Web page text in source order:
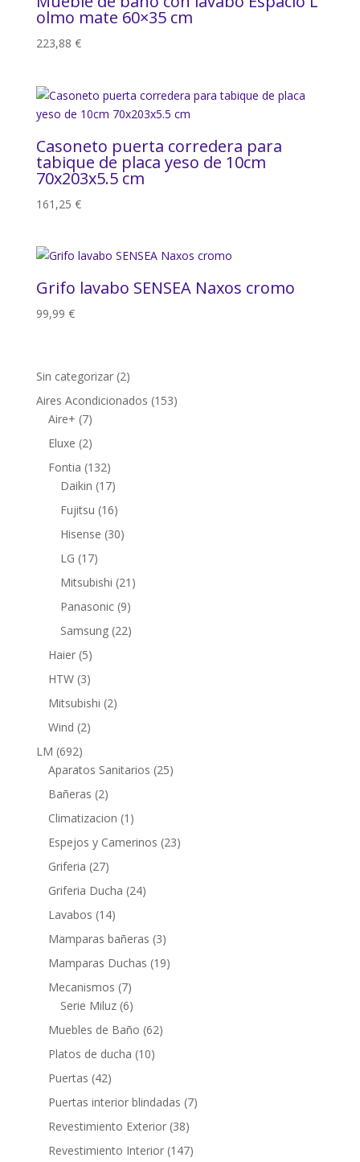
olmo mate 60×35 cm
223,88 €
Casoneto puerta corredera para
tabique de placa yeso de 10cm
70x203x5.5 cm
161,25 €
Grifo lavabo SENSEA Naxos cromo
99,99 €
Sin categorizar 22
productos
Aires Acondicionados 153153
Aire+ 77
productos
Eluxe 22
productos
Fontia 132132
productos
Daikin 1717
productos
Fujitsu 1616
productos
Hisense 3030
LG 1717
productos
Mitsubishi 21 21
Panasonic 99
productos
Samsung 2222
Haier 55
productos
HTW 33
productos
Mitsubishi 22
Wind 22
LM 692692
productos
Aparatos Sanitarios 2525
Bañeras 22
productos
Climatizacion 1 1
producto
Espejos y Camerinos 2323
Griferia 2727
productos
Griferia Ducha 2424
Lavabos 1414
productos
Mamparas bañeras 33
productos
Mamparas Duchas 1919
Mecanismos 77
productos
Serie Miluz 66
productos
Muebles de Baño 6262
Platos de ducha 1010
Puertas 4242
productos
Puertas interior blindadas 77
Revestimiento Exterior 3838
productos
Revestimiento Interior 147147